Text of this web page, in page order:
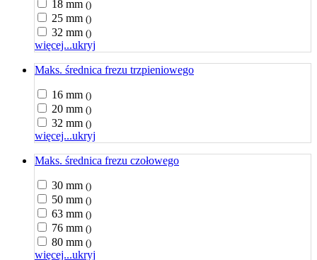
18 mm ()
25 mm ()
32 mm ()
więcej...ukryj
Maks. średnica frezu trzpieniowego
16 mm ()
20 mm ()
32 mm ()
więcej...ukryj
Maks. średnica frezu czołowego
30 mm ()
50 mm ()
63 mm ()
76 mm ()
80 mm ()
więcej...ukryj